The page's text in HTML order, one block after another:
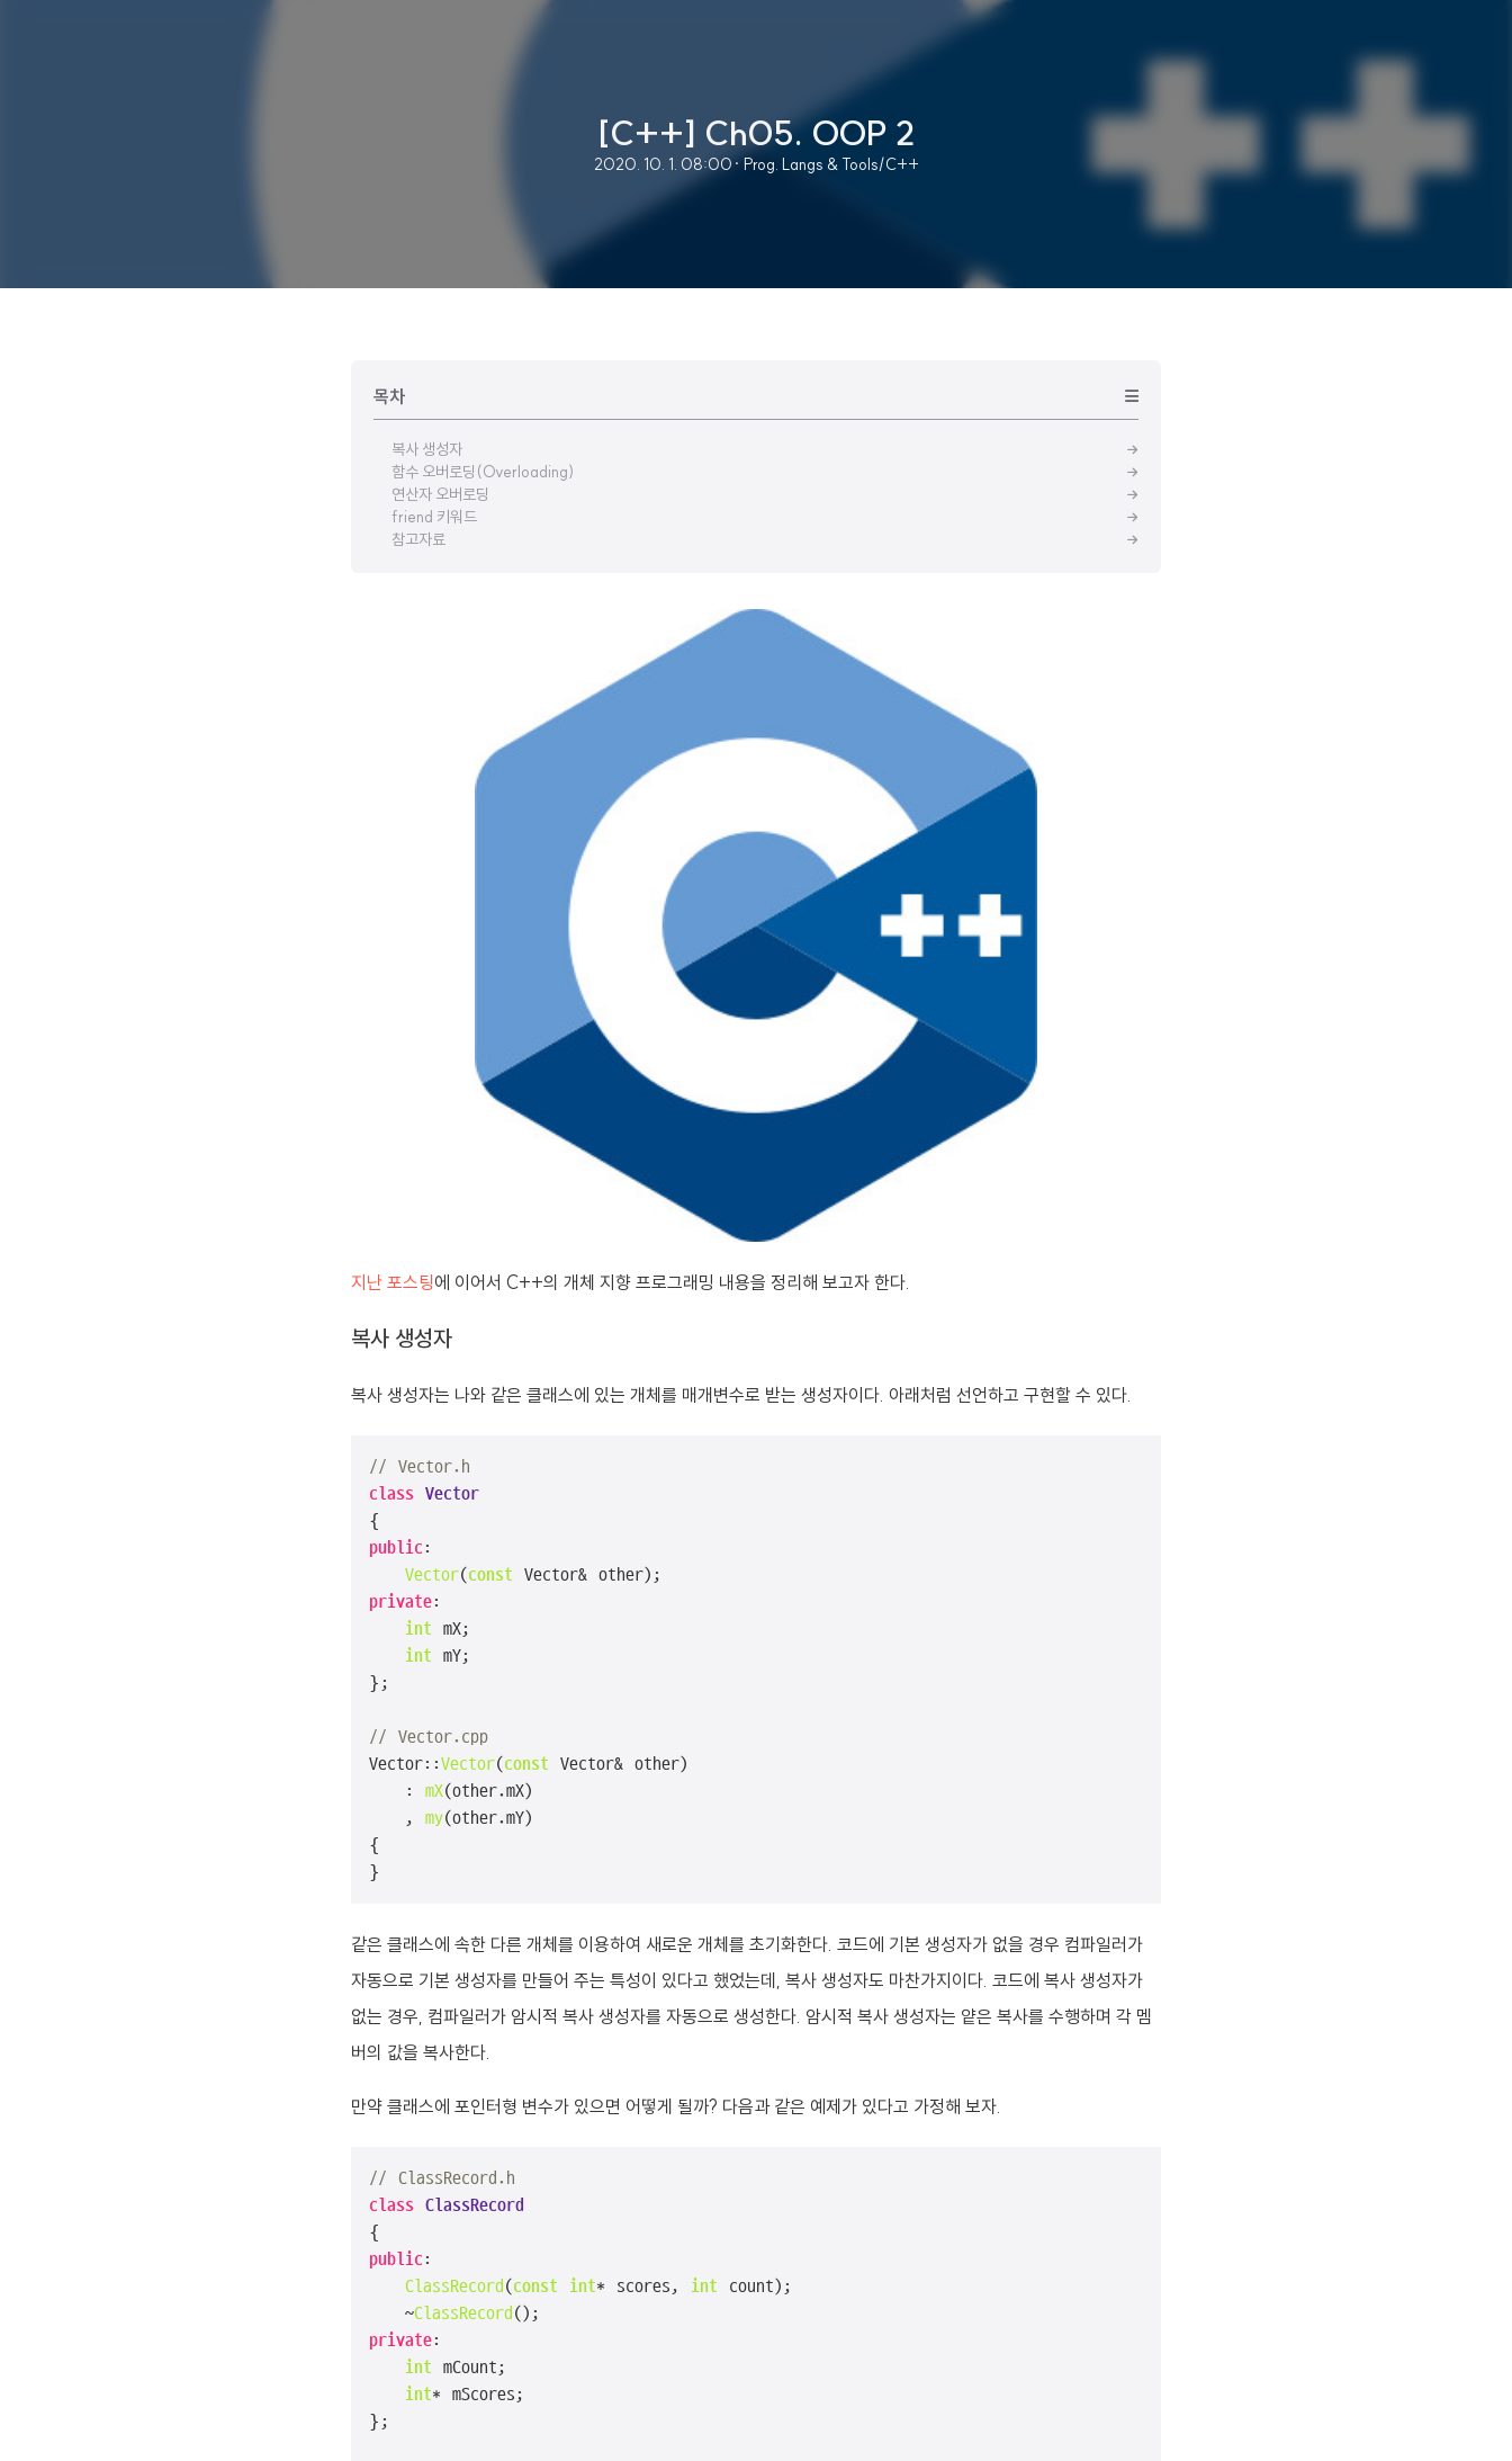
[C++] Ch05. OOP 2
2020. 10. 1. 08:00 · Prog. Langs & Tools/C++
목차
복사 생성자
함수 오버로딩(Overloading)
연산자 오버로딩
friend 키워드
참고자료
지난 포스팅에 이어서 C++의 개체 지향 프로그래밍 내용을 정리해 보고자 한다.
복사 생성자
복사 생성자는 나와 같은 클래스에 있는 개체를 매개변수로 받는 생성자이다. 아래처럼 선언하고 구현할 수 있다.
// Vector.h
class Vector
public :
Vector(const
private:
int mX;
int mY;
};
// Vector.cpp
Vector::Vector(const Vector& other)
	:
mX(other.mX)
	,
my(other.mY)
{
}
같은 클래스에 속한 다른 개체를 이용하여 새로운 개체를 초기화한다. 코드에 기본 생성자가 없을 경우 컴파일러가
자동으로 기본 생성자를 만들어 주는 특성이 있다고 했었는데, 복사 생성자도 마찬가지이다. 코드에 복사 생성자가
없는 경우, 컴파일러가 암시적 복사 생성자를 자동으로 생성한다. 암시적 복사 생성자는 얕은 복사를 수행하며 각 멤
버의 값을 복사한다.
만약 클래스에 포인터형 변수가 있으면 어떻게 될까? 다음과 같은 예제가 있다고 가정해 보자.
// ClassRecord.h
class ClassRecord
public :
ClassRecord(const int* scores, int count);
	~
ClassRecord
private:
int mCount;
int* mScores;
};